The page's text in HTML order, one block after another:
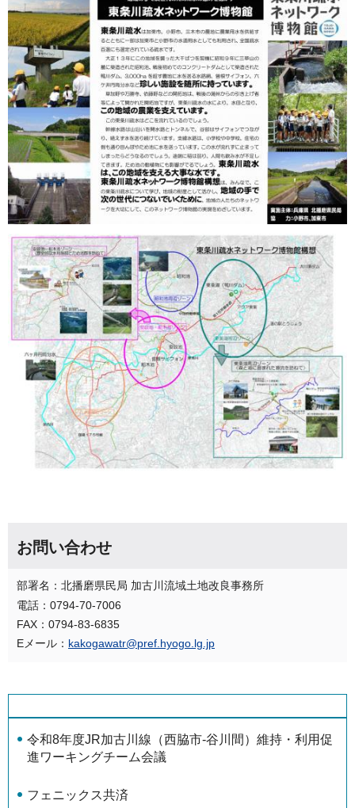
お問い合わせ
部署名：北播磨県民局 加古川流域土地改良事務所
電話：0794-70-7006
FAX：0794-83-6835
Eメール： kakogawatr@pref.hyogo.lg.jp
令和8年度JR加古川線（西脇市-谷川間）維持・利用促
進ワーキングチーム会議
フェニックス共済